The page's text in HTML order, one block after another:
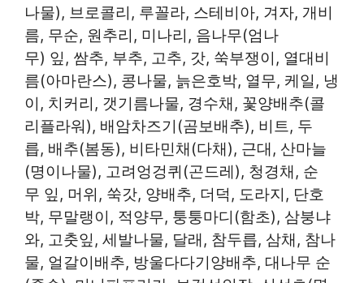
나물), 브로콜리, 루꼴라, 스테비아, 겨자, 개비
름, 무순, 원추리, 미나리, 음나무(엄나
무) 잎, 쌈추, 부추, 고추, 갓, 쑥부쟁이, 열대비
름(아마란스), 콩나물, 늙은호박, 열무, 케일, 냉
이, 치커리, 갯기름나물, 경수채, 꽃양배추(콜
리플라워), 배암차즈기(곰보배추), 비트, 두
릅, 배추(봄동), 비타민채(다채), 근대, 산마늘
(명이나물), 고려엉겅퀴(곤드레), 청경채, 순
무 잎, 머위, 쑥갓, 양배추, 더덕, 도라지, 단호
박, 무말랭이, 적양무, 퉁퉁마디(함초), 삼붕냐
와, 고춧잎, 세발나물, 달래, 참두릅, 삼채, 참나
물, 얼갈이배추, 방울다다기양배추, 대나무 순